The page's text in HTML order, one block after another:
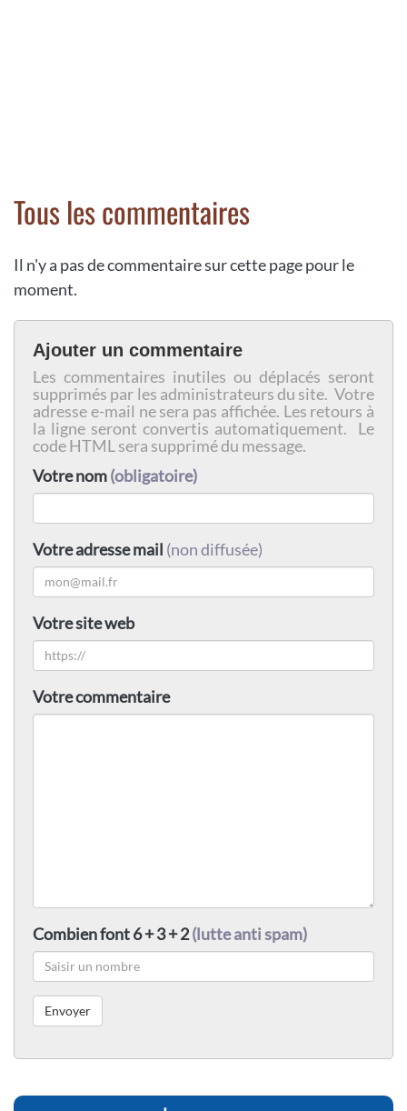
Tous les commentaires
Il n'y a pas de commentaire sur cette page pour le
moment.
Ajouter un commentaire
Les commentaires inutiles ou déplacés seront
supprimés par les administrateurs du site. Votre
adresse e-mail ne sera pas affichée. Les retours à
la ligne seront convertis automatiquement. Le
code HTML sera supprimé du message.
Votre nom(obligatoire)
Votre adresse mail (non diffusée)
Votre site web
Votre commentaire
Combien font 6 + 3 + 2(lutte anti spam)